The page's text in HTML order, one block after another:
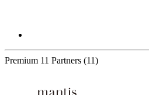
Premium 11 Partners (11)